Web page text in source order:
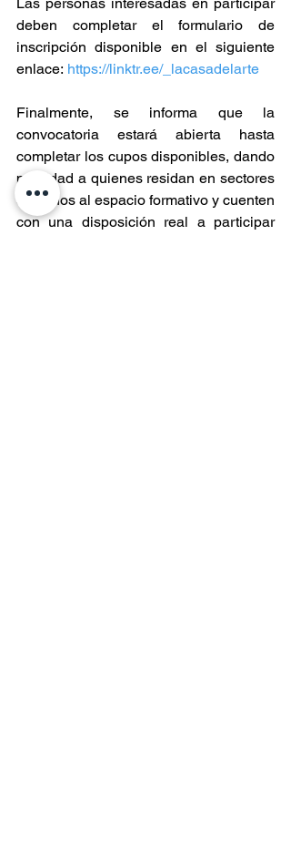
deben completar el formulario de
inscripción disponible en el siguiente
enlace: https://linktr.ee/_lacasadelarte
Finalmente, se informa que la
convocatoria estará abierta hasta
completar los cupos disponibles, dando
prioridad a quienes residan en sectores
cercanos al espacio formativo y cuenten
con una disposición real a participar